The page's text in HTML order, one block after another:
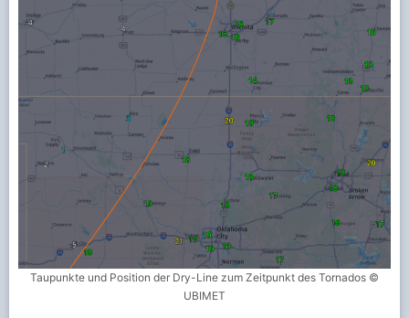
Taupunkte und Position der Dry-Line zum Zeitpunkt des Tornados ©
UBIMET